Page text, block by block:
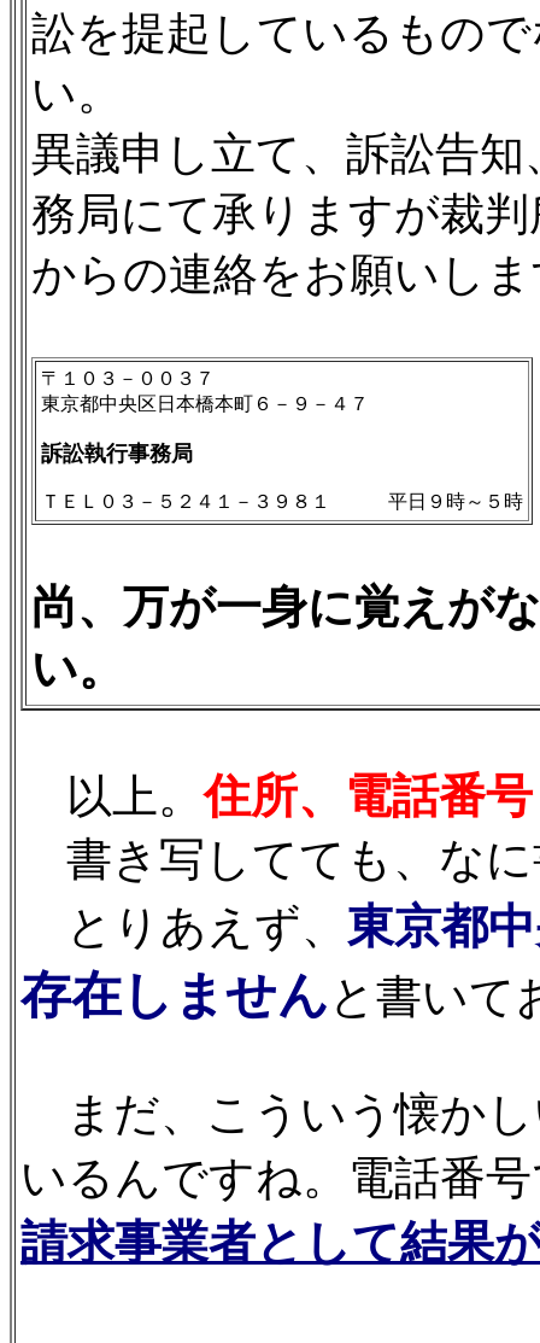
訟を提起しているもの
い。
異議申し立て、訴訟告
務局にて承りますが裁
からの連絡をお願いし
〒１０３－００３７
東京都中央区日本橋本町６－９－４７
訴訟執行事務局
ＴＥＬ０３－５２４１－３９８１ 平日９時～５時
尚、万が一身に覚えが
い。
以上。住所、電話番
書き写してても、な
とりあえず、 東京都
存在しませんと書いて
まだ、こういう懐か
いるんですね。電話番
請求事業者として結果